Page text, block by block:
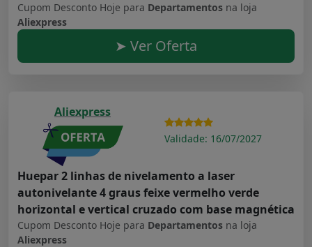
Cupom Desconto Hoje para Departamentos na loja
Aliexpress
➤ Ver Oferta
Aliexpress
Validade: 16/07/2027
Huepar 2 linhas de nivelamento a laser
autonivelante 4 graus feixe vermelho verde
horizontal e vertical cruzado com base magnética
Cupom Desconto Hoje para Departamentos na loja
Aliexpress